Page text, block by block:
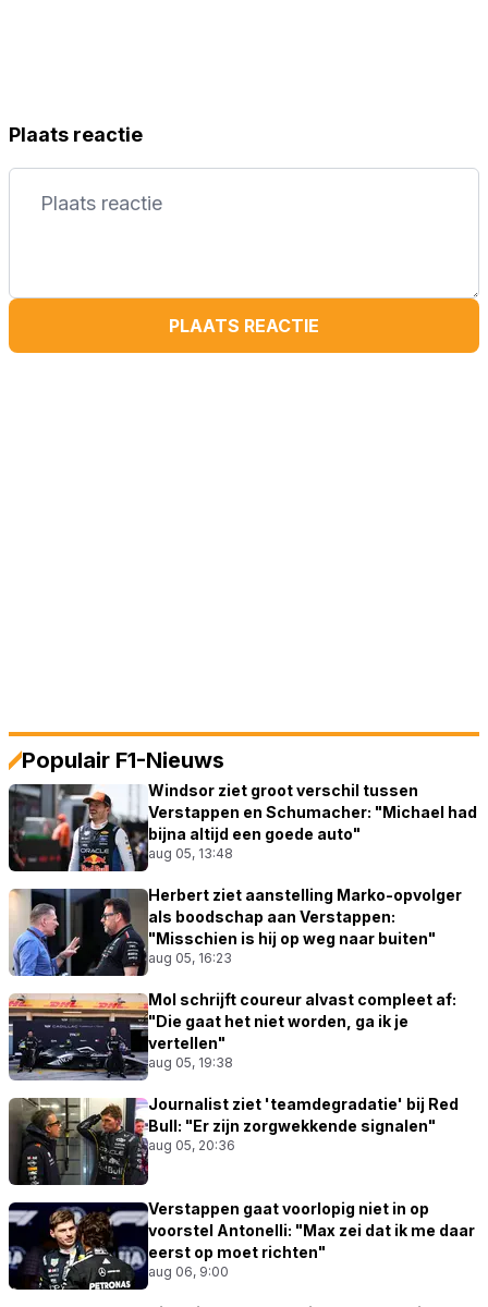
Plaats reactie
PLAATS REACTIE
Populair F1-Nieuws
Windsor ziet groot verschil tussen
Verstappen en Schumacher: "Michael had
bijna altijd een goede auto"
aug 05, 13:48
Herbert ziet aanstelling Marko-opvolger
als boodschap aan Verstappen:
"Misschien is hij op weg naar buiten"
aug 05, 16:23
Mol schrijft coureur alvast compleet af:
"Die gaat het niet worden, ga ik je
vertellen"
aug 05, 19:38
Journalist ziet 'teamdegradatie' bij Red
Bull: "Er zijn zorgwekkende signalen"
aug 05, 20:36
Verstappen gaat voorlopig niet in op
voorstel Antonelli: "Max zei dat ik me daar
eerst op moet richten"
aug 06, 9:00